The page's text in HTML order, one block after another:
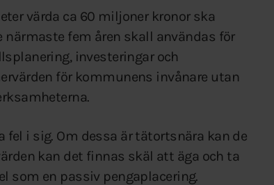
värda ca 60 miljoner kronor ska
fem åren skall användas för
investeringar och
för kommunens invånare utan
fel i sig. Om dessa är tätortsnära kan de
kan det finnas skäl att äga och ta
som en passiv pengaplacering.